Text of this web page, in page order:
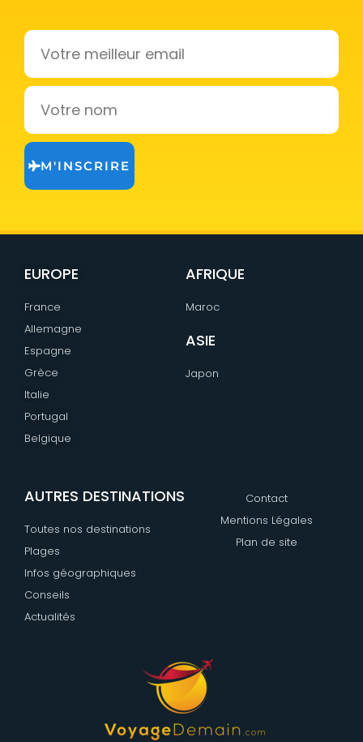
Email
Votre
nom
M'INSCRIRE
EUROPE
France
Allemagne
Espagne
Grèce
Italie
Portugal
Belgique
AFRIQUE
Maroc
ASIE
Japon
AUTRES DESTINATIONS
Toutes nos destinations
Plages
Infos géographiques
Conseils
Actualités
Contact
Mentions Légales
Plan de site